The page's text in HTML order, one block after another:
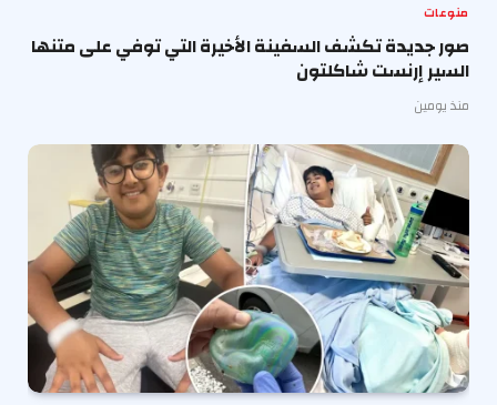
منوعات
صور جديدة تكشف السفينة الأخيرة التي توفي على متنها
السير إرنست شاكلتون
منذ يومين